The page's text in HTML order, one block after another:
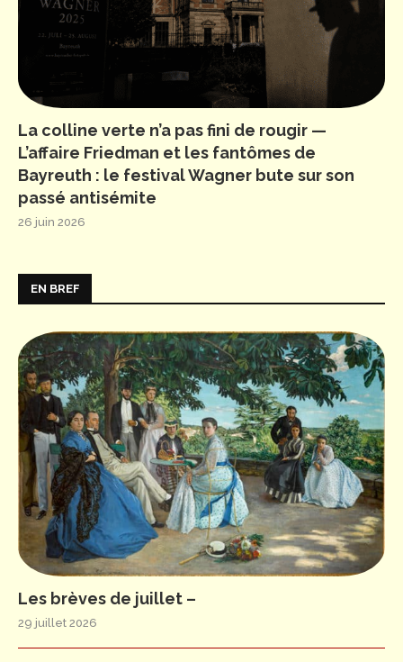
La colline verte n’a pas fini de rougir —
L’affaire Friedman et les fantômes de
Bayreuth : le festival Wagner bute sur son
passé antisémite
26 juin 2026
EN BREF
Les brèves de juillet –
29 juillet 2026